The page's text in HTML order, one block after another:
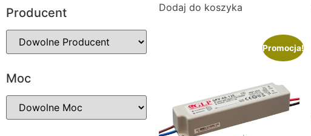
Producent
Moc
Dodaj do koszyka
Promocja!